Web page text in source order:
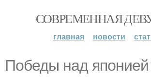
СОВРЕМЕННАЯ
главная новости
Победы над японией